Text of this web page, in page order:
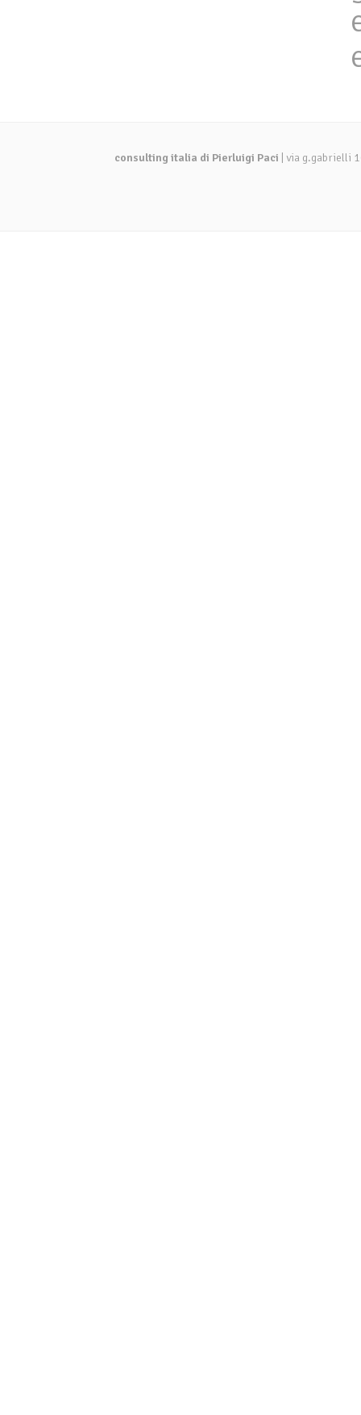
consulting italia di Pierluigi Paci | via g.gabrielli